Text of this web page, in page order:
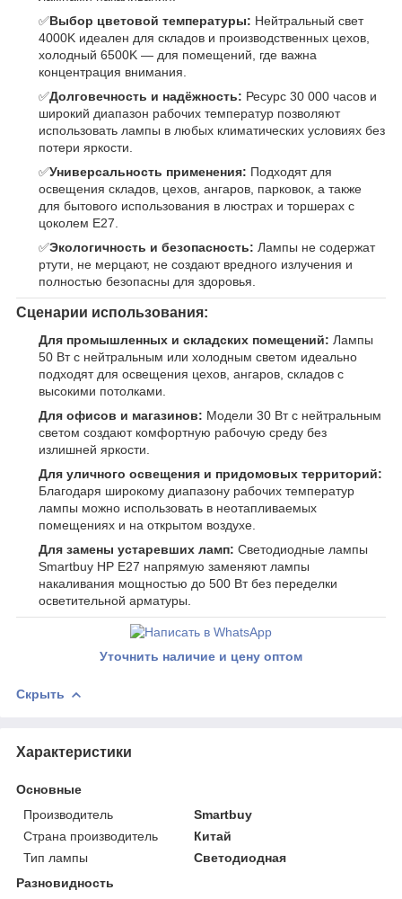
✅Выбор цветовой температуры: Нейтральный свет
4000K идеален для складов и производственных цехов,
холодный 6500K — для помещений, где важна
концентрация внимания.
✅Долговечность и надёжность: Ресурс 30 000 часов и
широкий диапазон рабочих температур позволяют
использовать лампы в любых климатических условиях без
потери яркости.
✅Универсальность применения: Подходят для
освещения складов, цехов, ангаров, парковок, а также
для бытового использования в люстрах и торшерах с
цоколем E27.
✅Экологичность и безопасность: Лампы не содержат
ртути, не мерцают, не создают вредного излучения и
полностью безопасны для здоровья.
Сценарии использования:
Для промышленных и складских помещений: Лампы
50 Вт с нейтральным или холодным светом идеально
подходят для освещения цехов, ангаров, складов с
высокими потолками.
Для офисов и магазинов: Модели 30 Вт с нейтральным
светом создают комфортную рабочую среду без
излишней яркости.
Для уличного освещения и придомовых территорий:
Благодаря широкому диапазону рабочих температур
лампы можно использовать в неотапливаемых
помещениях и на открытом воздухе.
Для замены устаревших ламп: Светодиодные лампы
Smartbuy HP E27 напрямую заменяют лампы
накаливания мощностью до 500 Вт без переделки
осветительной арматуры.
Уточнить наличие и цену оптом
Скрыть
Характеристики
Основные
Производитель
Smartbuy
Страна производитель
Китай
Тип лампы
Светодиодная
Разновидность